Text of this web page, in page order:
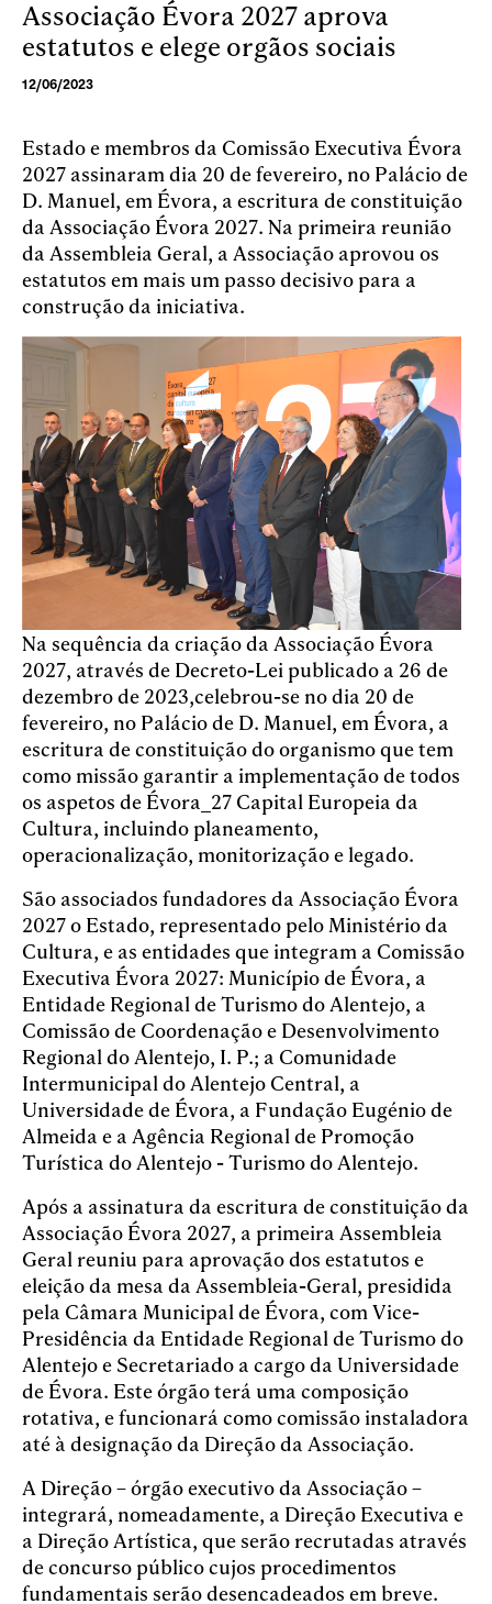
Skip to main content
Associação Évora 2027 aprova
estatutos e elege orgãos sociais
12/06/2023
Estado e membros da Comissão Executiva Évora
2027 assinaram dia 20 de fevereiro, no Palácio de
D. Manuel, em Évora, a escritura de constituição
da Associação Évora 2027. Na primeira reunião
da Assembleia Geral, a Associação aprovou os
estatutos em mais um passo decisivo para a
construção da iniciativa.
Na sequência da criação da Associação Évora
2027, através de Decreto-Lei publicado a 26 de
dezembro de 2023,celebrou-se no dia 20 de
fevereiro, no Palácio de D. Manuel, em Évora, a
escritura de constituição do organismo que tem
como missão garantir a implementação de todos
os aspetos de Évora_27 Capital Europeia da
Cultura, incluindo planeamento,
operacionalização, monitorização e legado.
São associados fundadores da Associação Évora
2027 o Estado, representado pelo Ministério da
Cultura, e as entidades que integram a Comissão
Executiva Évora 2027: Município de Évora, a
Entidade Regional de Turismo do Alentejo, a
Comissão de Coordenação e Desenvolvimento
Regional do Alentejo, I. P.; a Comunidade
Intermunicipal do Alentejo Central, a
Universidade de Évora, a Fundação Eugénio de
Almeida e a Agência Regional de Promoção
Turística do Alentejo - Turismo do Alentejo.
Após a assinatura da escritura de constituição da
Associação Évora 2027, a primeira Assembleia
Geral reuniu para aprovação dos estatutos e
eleição da mesa da Assembleia-Geral, presidida
pela Câmara Municipal de Évora, com Vice-
Presidência da Entidade Regional de Turismo do
Alentejo e Secretariado a cargo da Universidade
de Évora. Este órgão terá uma composição
rotativa, e funcionará como comissão instaladora
até à designação da Direção da Associação.
A Direção – órgão executivo da Associação –
integrará, nomeadamente, a Direção Executiva e
a Direção Artística, que serão recrutadas através
de concurso público cujos procedimentos
fundamentais serão desencadeados em breve.